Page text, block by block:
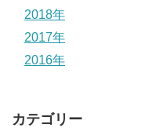
2018年
2017年
2016年
カテゴリー